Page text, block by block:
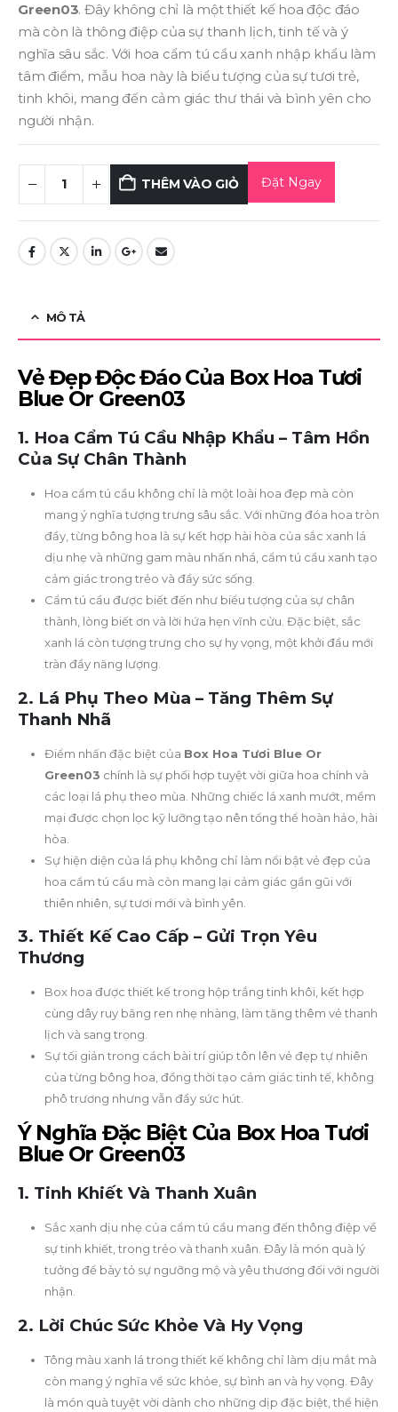
Green03. Đây không chỉ là một thiết kế hoa độc đáo
mà còn là thông điệp của sự thanh lịch, tinh tế và ý
nghĩa sâu sắc. Với hoa cẩm tú cầu xanh nhập khẩu làm
tâm điểm, mẫu hoa này là biểu tượng của sự tươi trẻ,
tinh khôi, mang đến cảm giác thư thái và bình yên cho
người nhận.
THÊM VÀO GIỎ Đặt Ngay
MÔ TẢ
Vẻ Đẹp Độc Đáo Của Box Hoa Tươi
Blue Or Green03
1. Hoa Cẩm Tú Cầu Nhập Khẩu – Tâm Hồn
Của Sự Chân Thành
Hoa cẩm tú cầu không chỉ là một loài hoa đẹp mà còn
mang ý nghĩa tượng trưng sâu sắc. Với những đóa hoa tròn
đầy, từng bông hoa là sự kết hợp hài hòa của sắc xanh lá
dịu nhẹ và những gam màu nhấn nhá, cẩm tú cầu xanh tạo
cảm giác trong trẻo và đầy sức sống.
Cẩm tú cầu được biết đến như biểu tượng của sự chân
thành, lòng biết ơn và lời hứa hẹn vĩnh cửu. Đặc biệt, sắc
xanh lá còn tượng trưng cho sự hy vọng, một khởi đầu mới
tràn đầy năng lượng.
2. Lá Phụ Theo Mùa – Tăng Thêm Sự
Thanh Nhã
Điểm nhấn đặc biệt của Box Hoa Tươi Blue Or
Green03 chính là sự phối hợp tuyệt vời giữa hoa chính và
các loại lá phụ theo mùa. Những chiếc lá xanh mướt, mềm
mại được chọn lọc kỹ lưỡng tạo nên tổng thể hoàn hảo, hài
hòa.
Sự hiện diện của lá phụ không chỉ làm nổi bật vẻ đẹp của
hoa cẩm tú cầu mà còn mang lại cảm giác gần gũi với
thiên nhiên, sự tươi mới và bình yên.
3. Thiết Kế Cao Cấp – Gửi Trọn Yêu
Thương
Box hoa được thiết kế trong hộp trắng tinh khôi, kết hợp
cùng dây ruy băng ren nhẹ nhàng, làm tăng thêm vẻ thanh
lịch và sang trọng.
Sự tối giản trong cách bài trí giúp tôn lên vẻ đẹp tự nhiên
của từng bông hoa, đồng thời tạo cảm giác tinh tế, không
phô trương nhưng vẫn đầy sức hút.
Ý Nghĩa Đặc Biệt Của Box Hoa Tươi
Blue Or Green03
1. Tinh Khiết Và Thanh Xuân
Sắc xanh dịu nhẹ của cẩm tú cầu mang đến thông điệp về
sự tinh khiết, trong trẻo và thanh xuân. Đây là món quà lý
tưởng để bày tỏ sự ngưỡng mộ và yêu thương đối với người
nhận.
2. Lời Chúc Sức Khỏe Và Hy Vọng
Tông màu xanh lá trong thiết kế không chỉ làm dịu mắt mà
còn mang ý nghĩa về sức khỏe, sự bình an và hy vọng. Đây
là món quà tuyệt vời dành cho những dịp đặc biệt, thể hiện